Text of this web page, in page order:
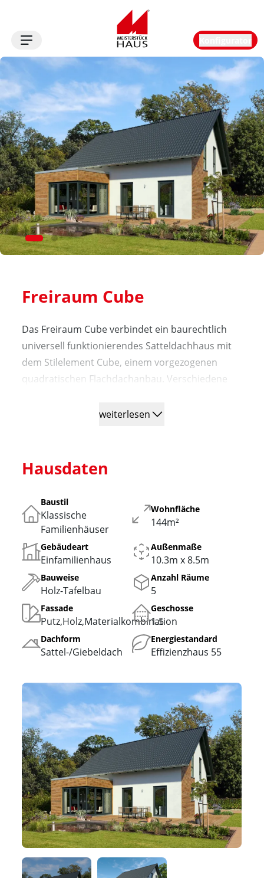
Logo
Freiraum Cube
Das Freiraum Cube verbindet ein baurechtlich
universell funktionierendes Satteldachhaus mit
dem Stilelement Cube, einem vorgezogenen
quadratischen Flachdachanbau. Verschiedene
Fassadenplatten betonen das Design der
Solaranlage ausgeführt.
weiterlesen
Hausdaten
Baustil
Klassische
Familienhäuser
Wohnfläche
144m²
Gebäudeart
Einfamilienhaus
Außenmaße
10.3m x 8.5m
Bauweise
Holz-Tafelbau
Anzahl Räume
5
Fassade
Putz,Holz,Materialkombination
Geschosse
1.5
Dachform
Sattel-/Giebeldach
Energiestandard
Effizienzhaus 55